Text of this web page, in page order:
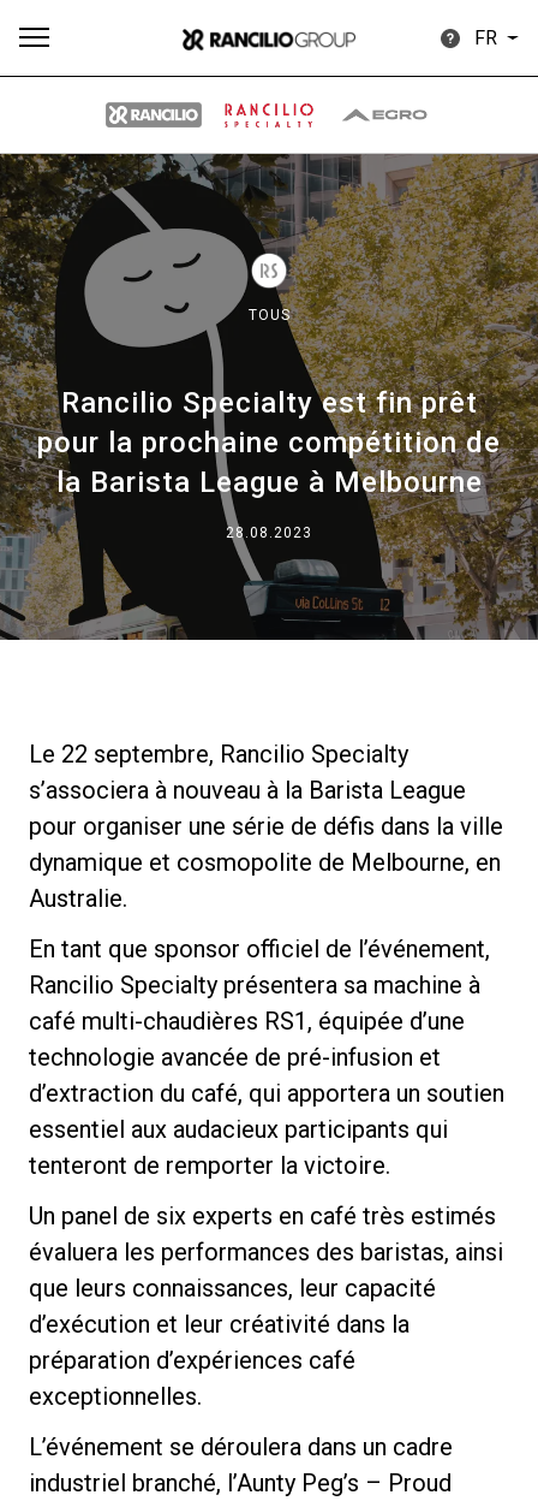
FR
TOUS
Rancilio Specialty est fin prêt
pour la prochaine compétition de
la Barista League à Melbourne
28.08.2023
Le 22 septembre, Rancilio Specialty
s’associera à nouveau à la Barista League
pour organiser une série de défis dans la ville
dynamique et cosmopolite de Melbourne, en
Australie.
En tant que sponsor officiel de l’événement,
Rancilio Specialty présentera sa machine à
café multi-chaudières RS1, équipée d’une
technologie avancée de pré-infusion et
d’extraction du café, qui apportera un soutien
essentiel aux audacieux participants qui
tenteront de remporter la victoire.
Un panel de six experts en café très estimés
évaluera les performances des baristas, ainsi
que leurs connaissances, leur capacité
d’exécution et leur créativité dans la
préparation d’expériences café
exceptionnelles.
L’événement se déroulera dans un cadre
industriel branché, l’Aunty Peg’s – Proud
Toutes Nouvelles Télécharger
Plus
de
Our brands
Group
News
Nos laboratoires
Durabilité
Nous contacter
Politique de confidentialité